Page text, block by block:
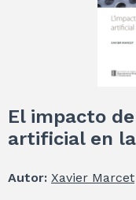
El impacto
artificial en
Autor: Xavier Marcet